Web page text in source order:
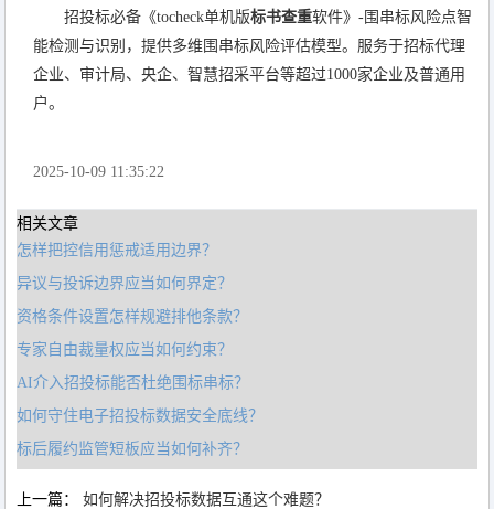
招投标必备《tocheck单机版标书查重软件》-围串标风险点智
能检测与识别，提供多维围串标风险评估模型。服务于招标代理
企业、审计局、央企、智慧招采平台等超过1000家企业及普通用
户。
2025-10-09 11:35:22
相关文章
怎样把控信用惩戒适用边界？
异议与投诉边界应当如何界定？
资格条件设置怎样规避排他条款？
专家自由裁量权应当如何约束？
AI介入招投标能否杜绝围标串标？
如何守住电子招投标数据安全底线？
标后履约监管短板应当如何补齐？
上一篇：如何解决招投标数据互通这个难题？